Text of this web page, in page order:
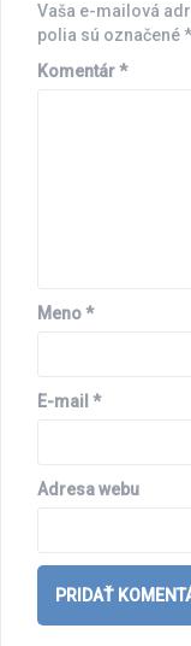
Vaša e-mailová
polia sú označené*
Komentár*
Meno*
E-mail *
Adresa webu